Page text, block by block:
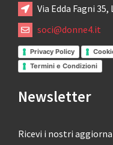
Via Edda Fagni
soci@donne4.it
Privacy Policy
Termini e Condizioni
Newsletter
Ricevi i nostri